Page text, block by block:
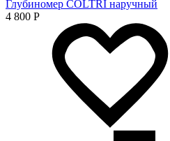
Глубиномер COLTRI наручный
4 800 Р